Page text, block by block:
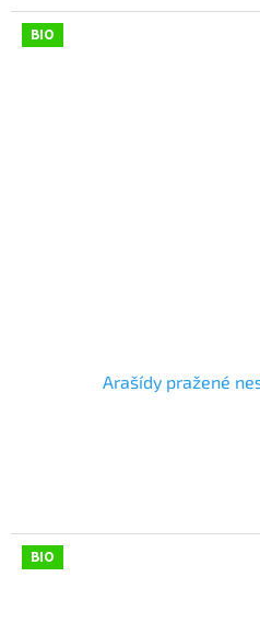
BIO
Arašídy pražené
BIO